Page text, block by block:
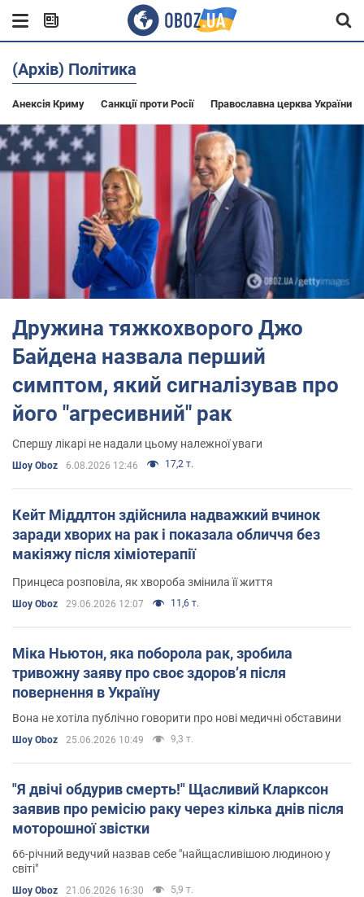
(Архів) Політика
Анексія Криму Санкції проти Росії Православна церква України
Дружина тяжкохворого Джо
Байдена назвала перший
симптом, який сигналізував про
його "агресивний" рак
Спершу лікарі не надали цьому належної уваги
Шоу Oboz 6.08.2026 12:46 17,2 т.
Кейт Міддлтон здійснила надважкий вчинок
заради хворих на рак і показала обличчя без
макіяжу після хіміотерапії
Принцеса розповіла, як хвороба змінила її життя
Шоу Oboz 29.06.2026 12:07 11,6 т.
Міка Ньютон, яка поборола рак, зробила
тривожну заяву про своє здоровʼя після
повернення в Україну
Вона не хотіла публічно говорити про нові медичні обставини
Шоу Oboz 25.06.2026 10:49 9,3 т.
"Я двічі обдурив смерть!" Щасливий Кларксон
заявив про ремісію раку через кілька днів після
моторошної звістки
66-річний ведучий назвав себе "найщасливішою людиною у
світі"
Шоу Oboz 21.06.2026 16:30 5,9 т.